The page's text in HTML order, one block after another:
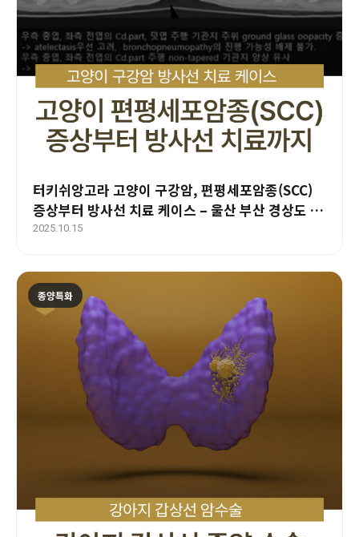
터키쉬앙고라 고양이 구강암, 편평세포암종(SCC)
증상부터 방사선 치료 케이스 – 울산 부산 경상도 종
양 전문 에스동물암센터
2025.10.15
종양특화